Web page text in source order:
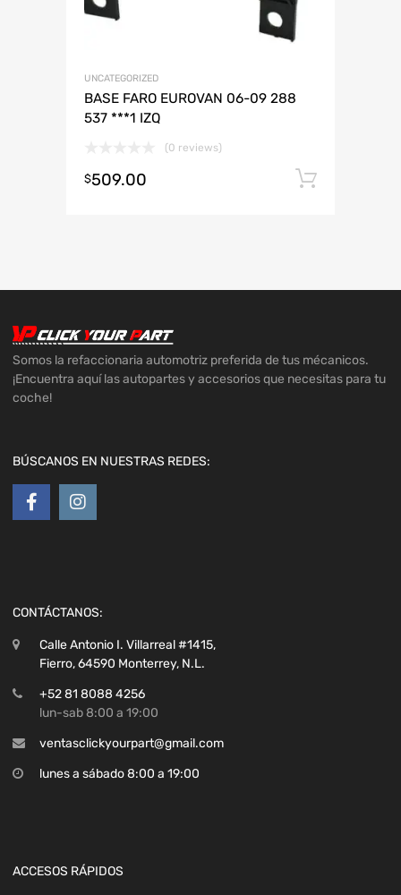
UNCATEGORIZED
BASE FARO EUROVAN 06-09 288
537 ***1 IZQ
(0 reviews)
$509.00
Somos la refaccionaria automotriz preferida de tus mécanicos.
¡Encuentra aquí las autopartes y accesorios que necesitas para tu
coche!
BÚSCANOS EN NUESTRAS REDES:
CONTÁCTANOS:
Calle Antonio I. Villarreal #1415,
Fierro, 64590 Monterrey, N.L.
+52 81 8088 4256
lun-sab 8:00 a 19:00
ventasclickyourpart@gmail.com
lunes a sábado 8:00 a 19:00
ACCESOS RÁPIDOS